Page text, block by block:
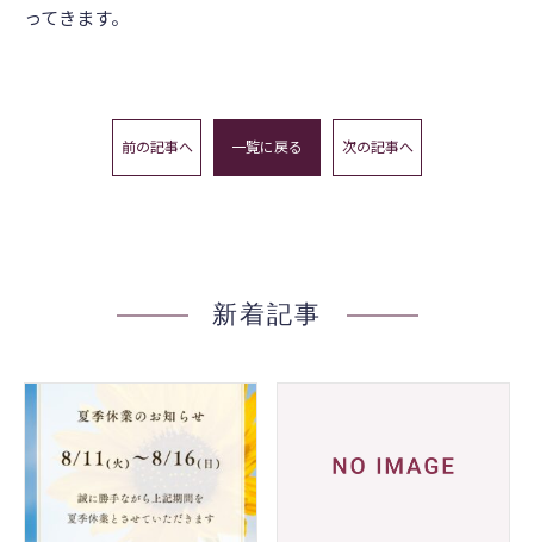
ってきます。
前の記事へ 一覧に戻る 次の記事へ
新着記事